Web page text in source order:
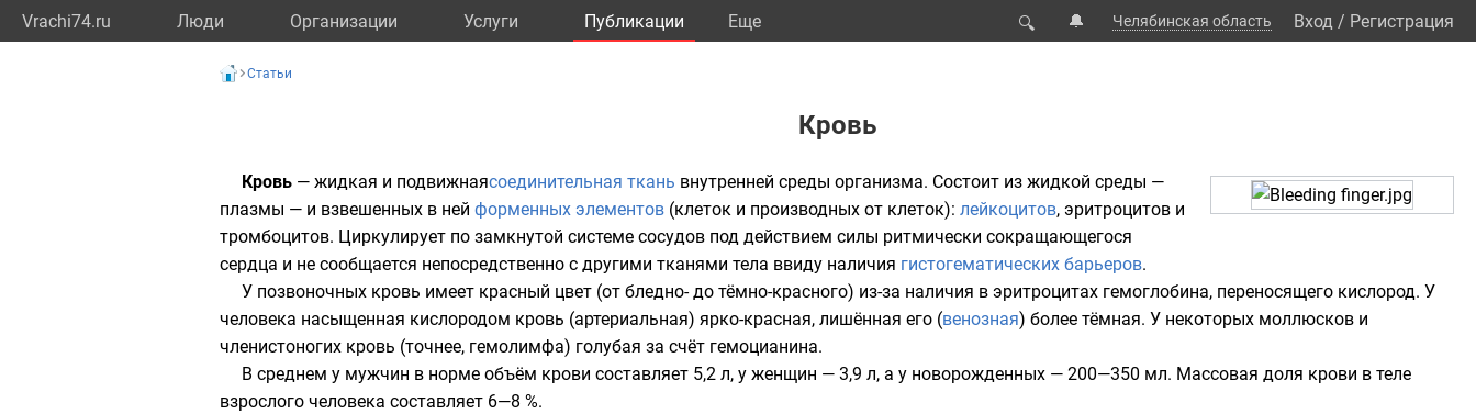
Vrachi74.ru Люди Организации Услуги Публикации Eще 🔍 🔔 Челябинская область Вход / Регистрация
Статьи
Кровь
Кровь — жидкая и подвижнаясоединительная ткань внутренней среды организма. Состоит из жидкой среды —
плазмы — и взвешенных в ней форменных элементов (клеток и производных от клеток): лейкоцитов, эритроцитов и
тромбоцитов. Циркулирует по замкнутой системе сосудов под действием силы ритмически сокращающегося
сердца и не сообщается непосредственно с другими тканями тела ввиду наличия гистогематических барьеров.
У позвоночных кровь имеет красный цвет (от бледно- до тёмно-красного) из-за наличия в эритроцитах гемоглобина, переносящего кислород. У
человека насыщенная кислородом кровь (артериальная) ярко-красная, лишённая его (венозная) более тёмная. У некоторых моллюсков и
членистоногих кровь (точнее, гемолимфа) голубая за счёт гемоцианина.
В среднем у мужчин в норме объём крови составляет 5,2 л, у женщин — 3,9 л, а у новорожденных — 200—350 мл. Массовая доля крови в теле
взрослого человека составляет 6—8 %.